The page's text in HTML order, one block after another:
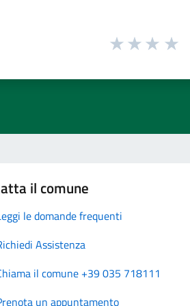
il comune
le domande frequenti
Assistenza
il comune +39 035 718111
un appuntamento